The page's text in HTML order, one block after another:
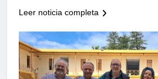
Leer noticia completa